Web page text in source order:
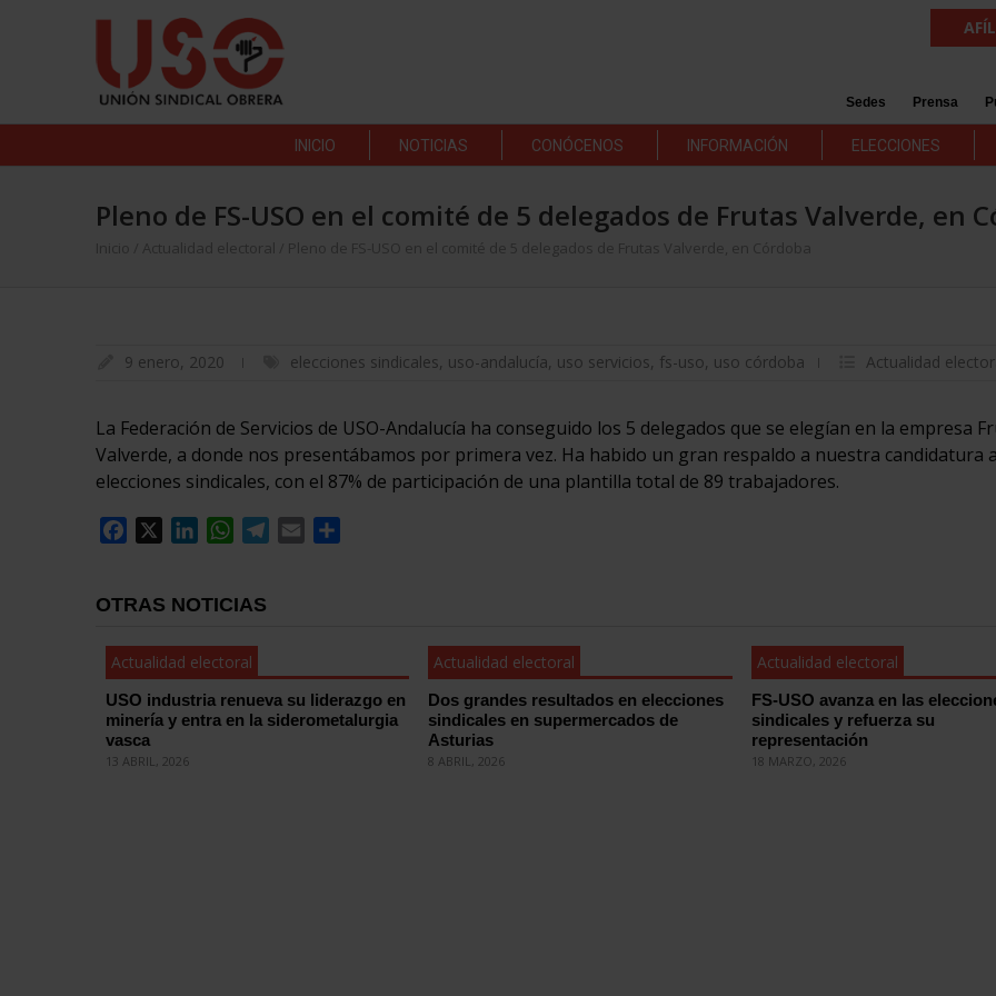
Sedes Prensa
INICIO NOTICIAS CONÓCENOS INFORMACIÓN ELECCIONES
Pleno de FS-USO en el comité de 5 delegados de Frutas Valverde, en
Inicio Actualidad electoral Pleno de FS-USO en el comité de 5 delegados de Frutas Valverde, en Córdoba
9 enero, 2020 elecciones sindicales, uso-andalucía, uso servicios, fs-uso, uso córdoba Actualidad
La Federación de Servicios de USO-Andalucía ha conseguido los 5 delegados que se elegían en la empresa
Valverde, a donde nos presentábamos por primera vez. Ha habido un gran respaldo a nuestra candidatura
elecciones sindicales, con el 87% de participación de una plantilla total de 89 trabajadores.
Facebook
LinkedInWhatsApp
Telegram
Email
OTRAS NOTICIAS
Actualidad electoral
USO industria renueva su liderazgo en
minería y entra en la siderometalurgia
vasca
13 ABRIL, 2026
Actualidad electoral
Dos grandes resultados en elecciones
sindicales en supermercados de
Asturias
8 ABRIL, 2026
Actualidad electoral
FS-USO avanza en las
sindicales y refuerza su
representación
18 MARZO, 2026